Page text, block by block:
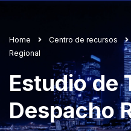
Home Centro de recursos
Regional
Estudio de
Despacho